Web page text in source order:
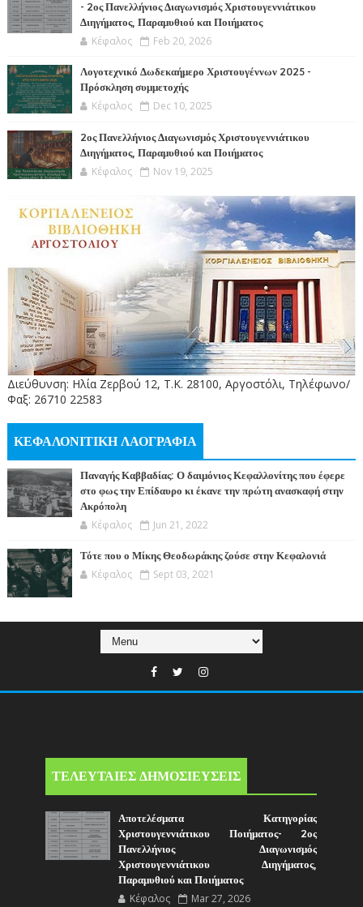
- 2ος Πανελλήνιος Διαγωνισμός Χριστουγεννιάτικου
Διηγήματος, Παραμυθιού και Ποιήματος
Κέφαλος Feb 20, 2026
Λογοτεχνικό Δωδεκαήμερο Χριστουγέννων 2025 -
Πρόσκληση συμμετοχής
Κέφαλος Dec 10, 2025
2ος Πανελλήνιος Διαγωνισμός Χριστουγεννιάτικου
Διηγήματος, Παραμυθιού και Ποιήματος
Κέφαλος Nov 19, 2025
Διεύθυνση: Ηλία Ζερβού 12, Τ.Κ. 28100, Αργοστόλι, Τηλέφωνο/
Φαξ: 26710 22583
ΚΕΦΑΛΟΝΙΤΙΚΗ ΛΑΟΓΡΑΦΙΑ
Παναγής Καββαδίας: Ο δαιμόνιος Κεφαλλονίτης που έφερε
στο φως την Επίδαυρο κι έκανε την πρώτη ανασκαφή στην
Ακρόπολη
Κέφαλος Jun 21, 2022
Τότε που ο Μίκης Θεοδωράκης ζούσε στην Κεφαλονιά
Κέφαλος Sept 03, 2021
ΤΕΛΕΥΤΑΙΕΣ ΔΗΜΟΣΙΕΥΣΕΙΣ
Αποτελέσματα Κατηγορίας
Χριστουγεννιάτικου Ποιήματος- 2ος
Πανελλήνιος Διαγωνισμός
Χριστουγεννιάτικου Διηγήματος,
Παραμυθιού και Ποιήματος
Κέφαλος Mar 27, 2026